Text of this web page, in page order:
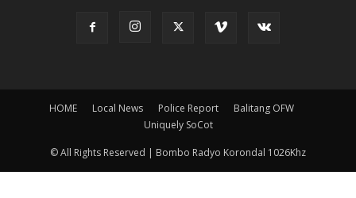
HOME Local News Police Report
Balitang OFW
Uniquely SoCot
© All Rights Reserved | Bombo Radyo Korondal 1026Khz